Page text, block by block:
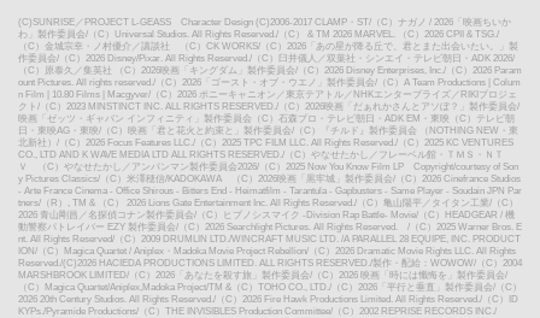
(C)SUNRISE／PROJECT L-GEASS Character Design (C)2006-2017 CLAMP・ST/ （C）ナガノ / 2026「映画ちいか
わ」製作委員会/ （C）Universal Studios. All Rights Reserved./ （C） & TM 2026 MARVEL. （C）2026 CPII & TSG./
（C）金城宗幸・ノ村優介／講談社 （C）CK WORKS/ （C）2026「あの星が降る丘で、君とまた出会いたい。」製
作委員会/ （C）2026 Disney/Pixar. All Rights Reserved./ （C）臼井儀人／双葉社・シンエイ・テレビ朝日・ADK 2026/
（C）原泰久／集英社 （C）2026映画「キングダム」製作委員会/ （C）2026 Disney Enterprises, Inc./ （C）2026 Param
ount Pictures. All rights reserved./ （C）2026「ゴースト・オブ・ウエノ」製作委員会/ （C）A Team Productions | Colum
n Film | 10.80 Films | Macgyver/ （C）2026 ポニーキャニオン／東京テアトル／NHKエンタープライズ／RIKIプロジェ
クト / （C）2023 MINSTINCT INC. ALL RIGHTS RESERVED./ （C）2026映画「だぁれかさんとアソぼ？」製作委員会/
映画「ゼッツ・ギャバン インフィニティ」製作委員会（C）石森プロ・テレビ朝日・ADK EM・東映（C）テレビ朝
日・東映AG・東映/ （C）映画「君と花火と約束と」製作委員会/ （C）『チルド』製作委員会 （NOTHING NEW・東
北新社） / （C）2026 Focus Features LLC./ （C）2025 TPC FILM LLC. All Rights Reserved./ （C）2025 KC VENTURES
CO., LTD AND K WAVE MEDIA LTD ALL RIGHTS RESERVED./ （C）やなせたかし／フレーベル館・ＴＭＳ・ＮＴ
Ｖ （C）やなせたかし／アンパンマン製作委員会2026/ （C）2025 Now You Know Film LP Copyright/courtesy of Son
y Pictures Classics/ （C）米澤穂信/KADOKAWA （C）2026映画「黒牢城」製作委員会/ （C）2026 Cinefrance Studios
- Arte France Cinema - Office Shirous - Bitters End - Heimatfilm - Tarantula - Gapbusters - Same Player - Soudain JPN Par
tners/ （R）, TM & （C） 2026 Lions Gate Entertainment Inc. All Rights Reserved./ （C）亀山陽平／タイタン工業 / （C）
2026 青山剛昌／名探偵コナン製作委員会/ （C）ヒプノシスマイク -Division Rap Battle- Movie/ （C）HEADGEAR / 機
動警察パトレイバー EZY 製作委員会/ （C）2026 Searchlight Pictures. All Rights Reserved. / （C）2025 Warner Bros. E
nt. All Rights Reserved/ （C）2009 DRUMLIN LTD./WINCRAFT MUSIC LTD. /A PARALLEL 28 EQUIPE, INC. PRODUCT
ION/ （C）Magica Quartet / Aniplex・Madoka Movie Project Rebellion/ （C）2026 Dramatic Movie Rights LLC. All Rights
Reserved./(C)2026 HACIEDA PRODUCTIONS LIMITED. ALL RIGHTS RESERVED./製作・配給：WOWOW/ （C）2004
MARSHBROOK LIMITED/ （C）2026「あなたを殺す旅」製作委員会/ （C）2026 映画「時には懺悔を」製作委員会/
（C）Magica Quartet/Aniplex,Madoka Project/TM &（C）TOHO CO., LTD./ （C）2026「平行と垂直」製作委員会/ （C）
2026 20th Century Studios. All Rights Reserved./ （C）2026 Fire Hawk Productions Limited. All Rights Reserved./ （C）ID
KYPs./Pyramide Productions/ （C）THE INVISIBLES Production Committee/ （C）2002 REPRISE RECORDS INC./